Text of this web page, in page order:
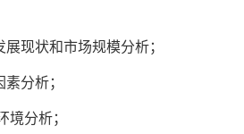
现状和市场规模分析；
分析；
分析；